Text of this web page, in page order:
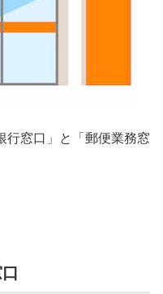
行窓口」と「郵便業務窓